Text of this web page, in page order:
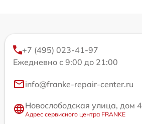
+7 (495) 023-41-97
Ежедневно с 9:00 до 21:00
info@franke-repair-center.ru
Новослободская улица, дом 4
Адрес сервисного центра FRANKE